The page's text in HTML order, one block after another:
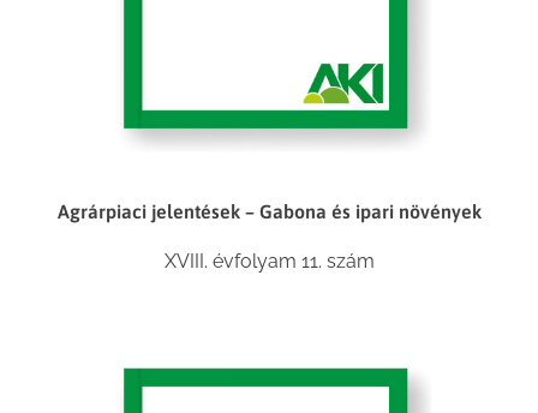
Agrárpiaci jelentések – Gabona és ipari növények
XVIII. évfolyam 11. szám